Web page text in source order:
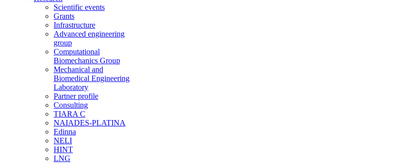
Scientific events
Grants
Infrastructure
Advanced engineering
group
Computational
Biomechanics Group
Mechanical and
Biomedical Engineering
Laboratory
Partner profile
Consulting
TIARA C
NAIADES-PLATINA
Edinna
NELI
HINT
LNG